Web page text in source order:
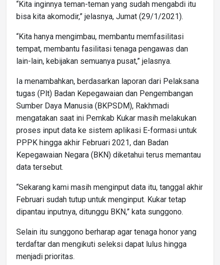
“Kita inginnya teman-teman yang sudah mengabdi itu
bisa kita akomodir,” jelasnya, Jumat (29/1/2021).
“Kita hanya mengimbau, membantu memfasilitasi
tempat, membantu fasilitasi tenaga pengawas dan
lain-lain, kebijakan semuanya pusat,” jelasnya.
Ia menambahkan, berdasarkan laporan dari Pelaksana
tugas (Plt) Badan Kepegawaian dan Pengembangan
Sumber Daya Manusia (BKPSDM), Rakhmadi
mengatakan saat ini Pemkab Kukar masih melakukan
proses input data ke sistem aplikasi E-formasi untuk
PPPK hingga akhir Februari 2021, dan Badan
Kepegawaian Negara (BKN) diketahui terus memantau
data tersebut.
“Sekarang kami masih menginput data itu, tanggal akhir
Februari sudah tutup untuk menginput. Kukar tetap
dipantau inputnya, ditunggu BKN,” kata sunggono.
Selain itu sunggono berharap agar tenaga honor yang
terdaftar dan mengikuti seleksi dapat lulus hingga
menjadi prioritas.